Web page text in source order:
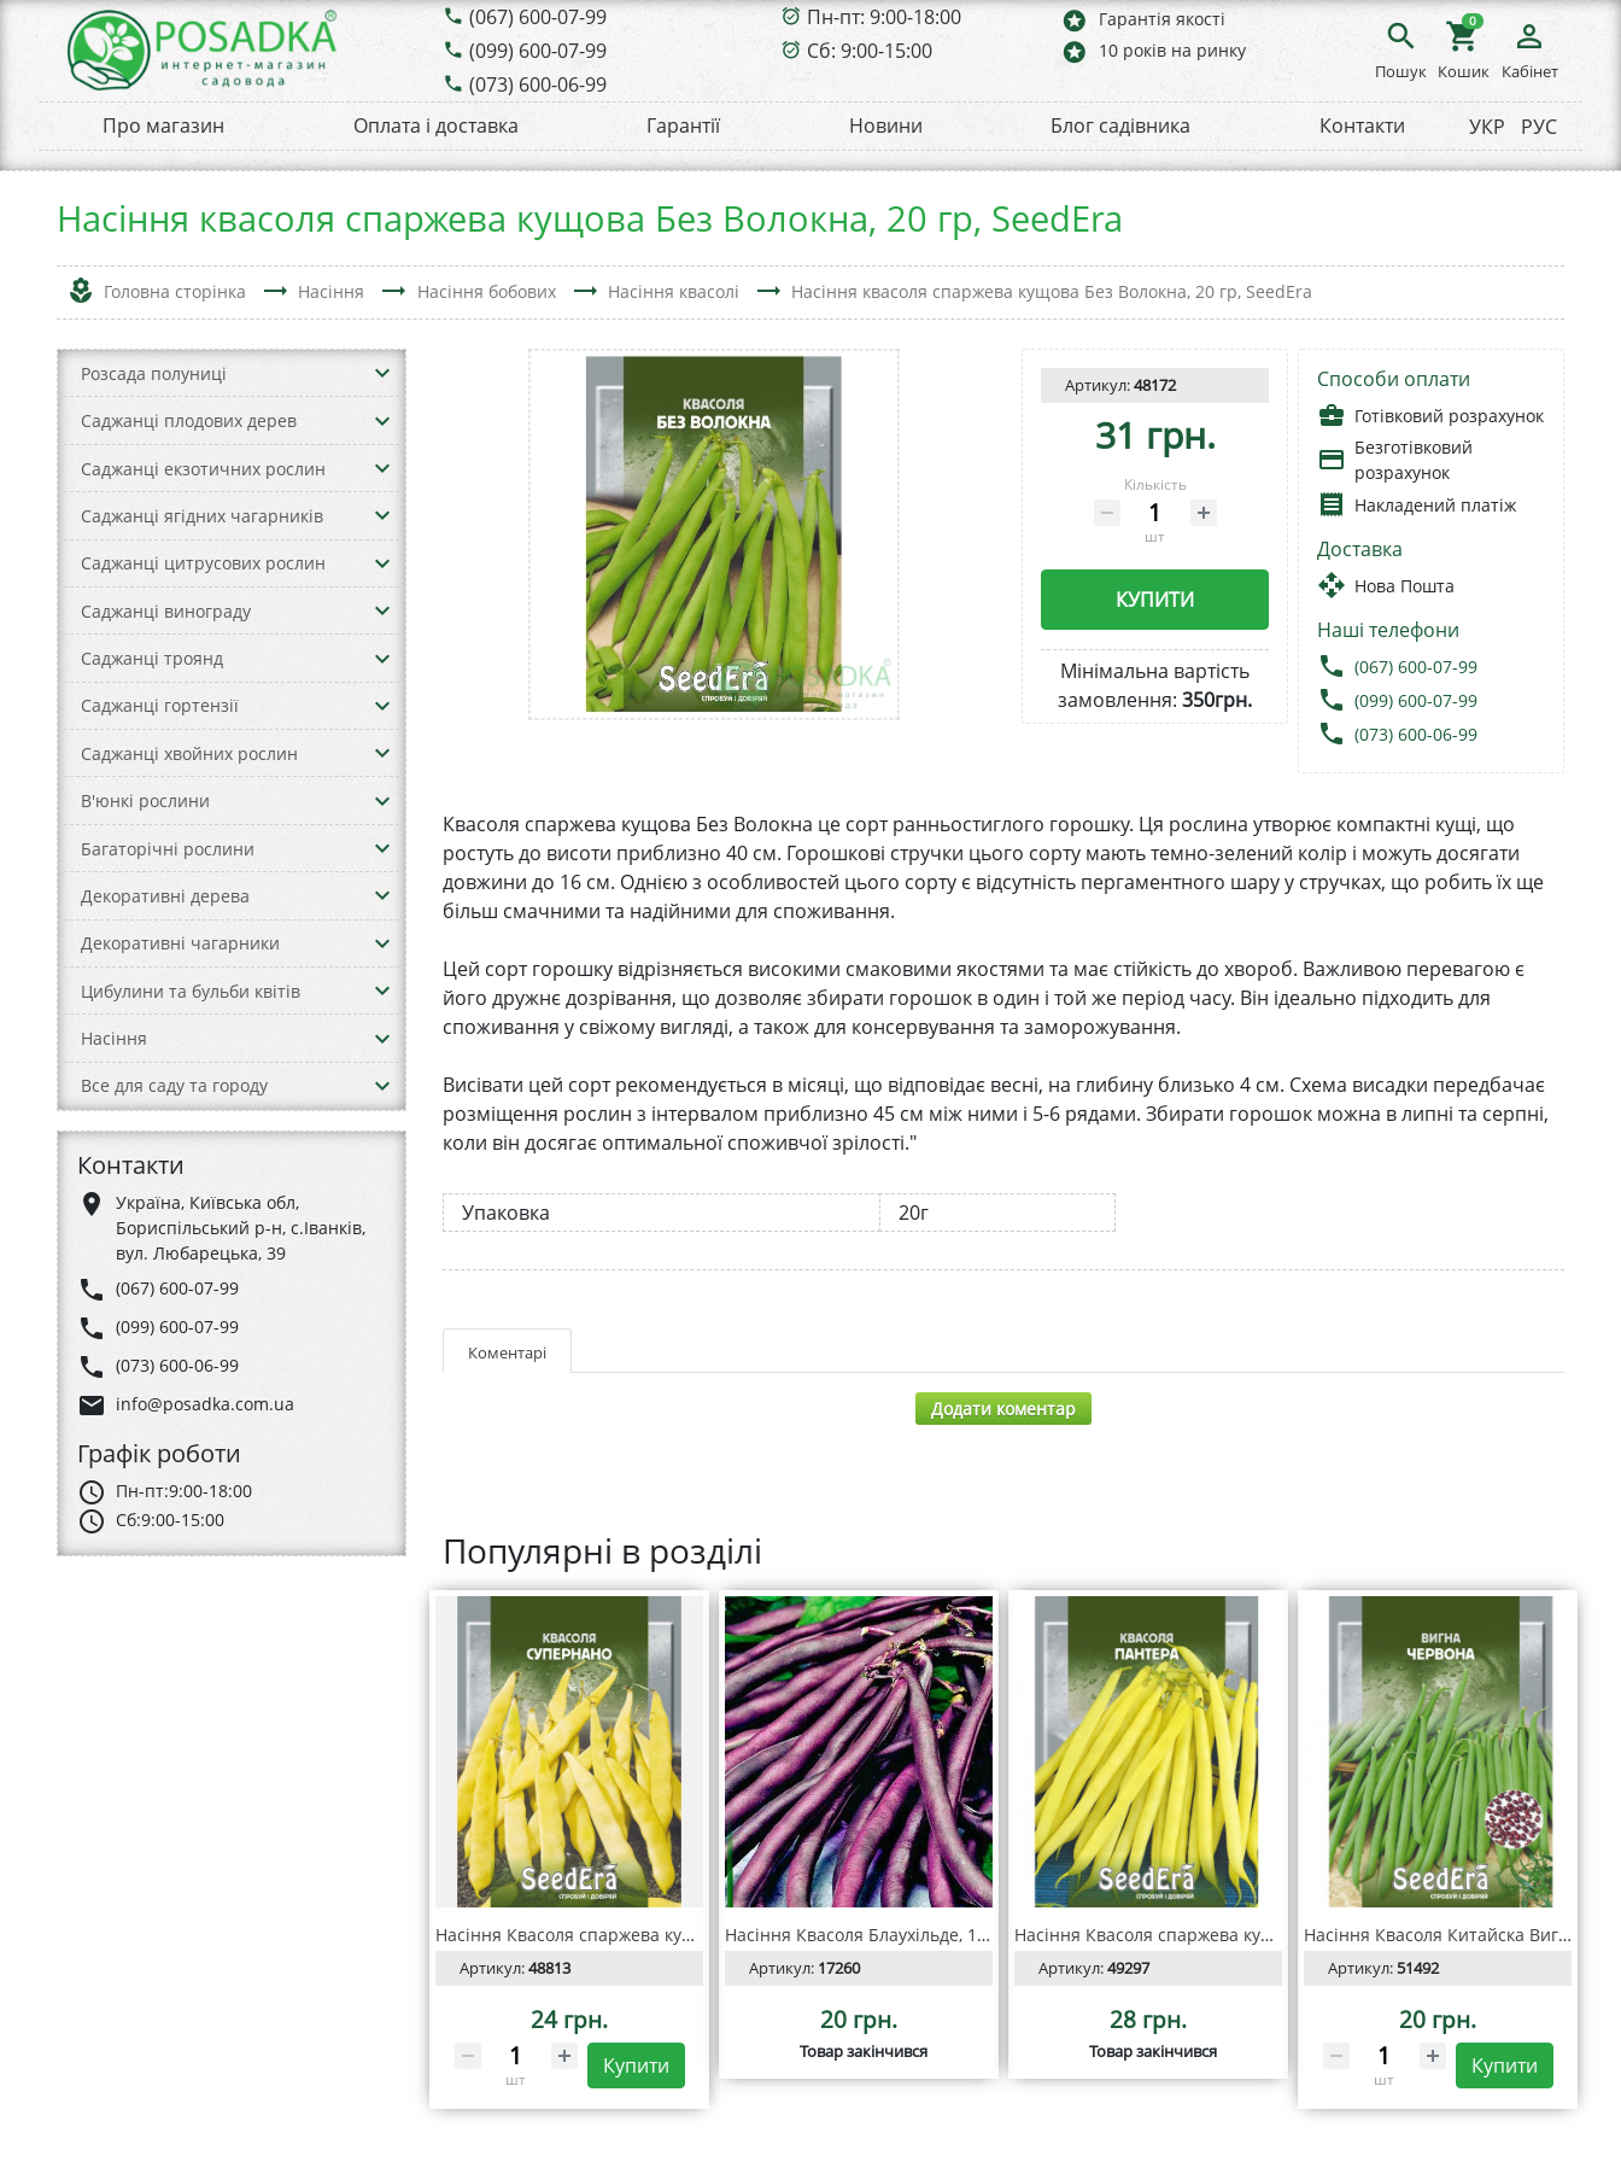
phone (067) 600-07-99
phone (099) 600-07-99
phone (073) 600-06-99
alarm_on Пн-пт: 9:00-18:00
alarm_on Сб: 9:00-15:00
stars Гарантія якості
stars 10 років на ринку search
Пошук
shopping_cart
0
Кошик
person_outline
Кабінет
Про магазин Оплата і доставка Гарантії Новини Блог садівника Контакти УКР РУС
Насіння квасоля спаржева кущова Без Волокна, 20 гр, SeedEra
local_florist Головна сторінка trending_flat Насіння trending_flat Насіння бобових trending_flat Насіння квасолі trending_flat Насіння квасоля спаржева кущова Без Волокна, 20 гр, SeedEra
Розсада полуниці keyboard_arrow_down
Саджанці плодових дерев keyboard_arrow_down
Саджанці екзотичних рослин keyboard_arrow_down
Саджанці ягідних чагарників keyboard_arrow_down
Саджанці цитрусових рослин keyboard_arrow_down
Саджанці винограду keyboard_arrow_down
Саджанці троянд keyboard_arrow_down
Саджанці гортензії keyboard_arrow_down
Саджанці хвойних рослин keyboard_arrow_down
В'юнкі рослини keyboard_arrow_down
Багаторічні рослини keyboard_arrow_down
Декоративні дерева keyboard_arrow_down
Декоративні чагарники keyboard_arrow_down
Цибулини та бульби квітів keyboard_arrow_down
Насіння keyboard_arrow_down
Все для саду та городу keyboard_arrow_down
Контакти
place
Україна, Київська обл,
Бориспільський р-н, с.Іванків,
вул. Любарецька, 39
phone (067) 600-07-99
phone (099) 600-07-99
phone (073) 600-06-99
email info@posadka.com.ua
Графік роботи
schedule Пн-пт:9:00-18:00
schedule Сб:9:00-15:00
Артикул:48172
31 грн.
Кількість
шт
КУПИТИ
Мінімальна вартість
замовлення: 350грн.
Способи оплати
business_center Готівковий розрахунок
payment Безготівковий
розрахунок
receipt Накладений платіж
Доставка
open_with Нова Пошта
Наші телефони
local_phone (067) 600-07-99
local_phone (099) 600-07-99
local_phone (073) 600-06-99
Квасоля спаржева кущова Без Волокна це сорт ранньостиглого горошку. Ця рослина утворює компактні кущі, що
ростуть до висоти приблизно 40 см. Горошкові стручки цього сорту мають темно-зелений колір і можуть досягати
довжини до 16 см. Однією з особливостей цього сорту є відсутність пергаментного шару у стручках, що робить їх ще
більш смачними та надійними для споживання.
Цей сорт горошку відрізняється високими смаковими якостями та має стійкість до хвороб. Важливою перевагою є
його дружнє дозрівання, що дозволяє збирати горошок в один і той же період часу. Він ідеально підходить для
споживання у свіжому вигляді, а також для консервування та заморожування.
Висівати цей сорт рекомендується в місяці, що відповідає весні, на глибину близько 4 см. Схема висадки передбачає
розміщення рослин з інтервалом приблизно 45 см між ними і 5-6 рядами. Збирати горошок можна в липні та серпні,
коли він досягає оптимальної споживчої зрілості."
Упаковка 20г
Коментарі
Додати коментар
Популярні в розділі
Насіння Квасоля спаржева кущова Супернано 10 гр, Seedera
Артикул:48813
24 грн.
шт
Купити
Насіння Квасоля Блаухільде, 10гр, SeedEra
Артикул: 17260
20 грн.
Товар закінчився
Насіння Квасоля спаржева кущова ПАНТЕРА 20 гр, Seedera
Артикул:49297
28 грн.
Товар закінчився
Насіння Квасоля Китайска Вигна Червона 10 г, SeedEra
Артикул:51492
20 грн.
шт
Купити